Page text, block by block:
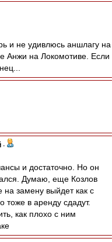
и не удивлюсь аншлагу на
Анжи на Локомотиве. Если
-
и достаточно. Но он
Думаю, еще Козлов
на замену выйдет как с
тоже в аренду сдадут.
как плохо с ним